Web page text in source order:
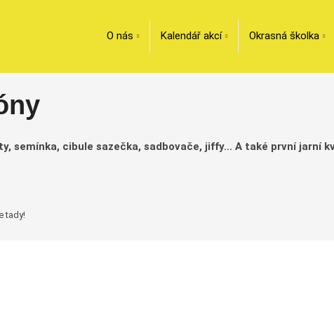
O nás Kalendář akcí Okrasná školka
semínka, cibule sazečka, sadbovače, jiffy... A také první jarní
tady!